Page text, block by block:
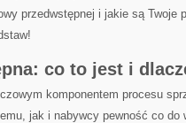
przedwstępnej i⁢ jakie są ​Twoje⁢
co‍ to jest i
⁣komponentem procesu
jak i nabywcy pewność co